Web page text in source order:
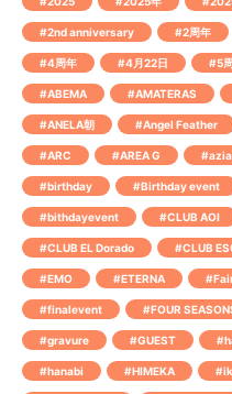
#2nd anniversary #2周年
#4周年 #4月22日 #5
#ABEMA #AMATERAS
#ANELA朝 #Angel Feather
#ARC #AREA G
#birthday #Birthday event
#bithdayevent #CLUB AOI
#CLUB EL Dorado #CLUB
#EMO #ETERNA
#finalevent #FOUR
#gravure #GUEST
#hanabi #HIMEKA